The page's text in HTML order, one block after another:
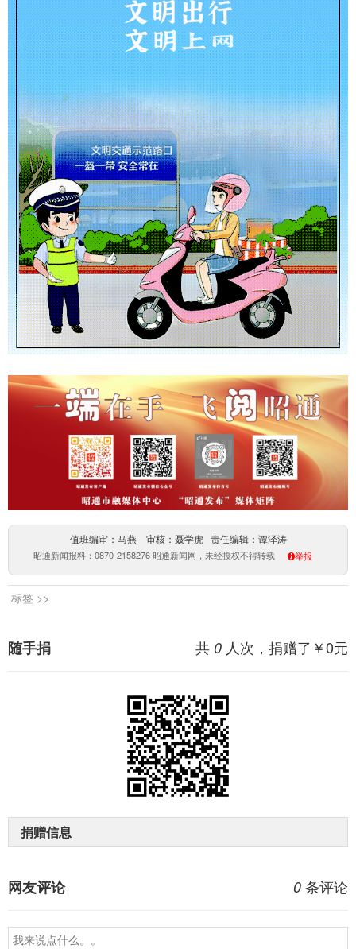
值班编审：马燕 审核：聂学虎 责任编辑：谭泽涛
昭通新闻报料：0870-2158276 昭通新闻网，未经授权不得转载 举报
标签 >>
共 0 人次，捐赠了￥0元
随手捐
捐赠信息
0 条评论
网友评论